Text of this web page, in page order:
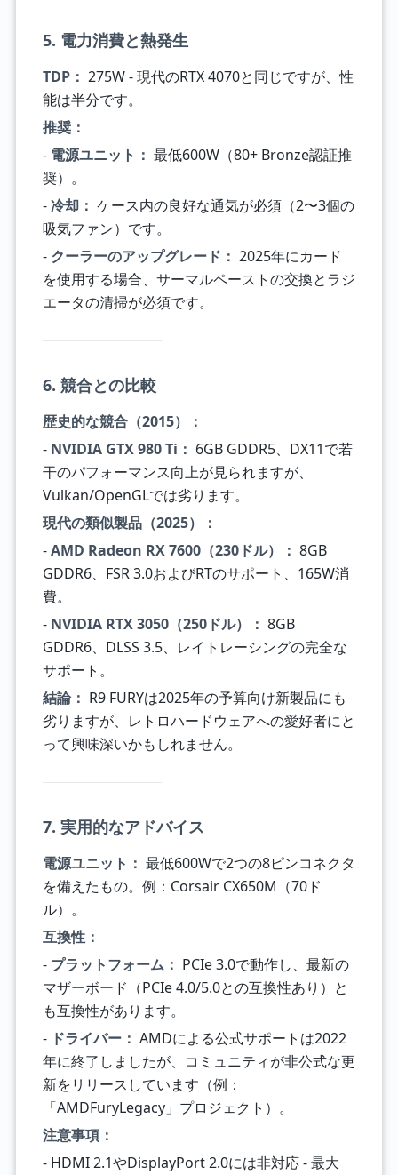
5. 電力消費と熱発生
TDP： 275W - 現代のRTX 4070と同じですが、性
能は半分です。
推奨：
- 電源ユニット： 最低600W（80+ Bronze認証推
奨）。
-冷却： ケース内の良好な通気が必須（2〜3個の
吸気ファン）です。
- クーラーのアップグレード： 2025年にカード
を使用する場合、サーマルペーストの交換とラジ
エータの清掃が必須です。
6. 競合との比較
歴史的な競合（2015）：
- NVIDIA GTX 980 Ti： 6GB GDDR5、DX11で若
干のパフォーマンス向上が見られますが、
Vulkan/OpenGLでは劣ります。
現代の類似製品（2025）：
-AMD Radeon RX 7600（230ドル）： 8GB
GDDR6、FSR 3.0およびRTのサポート、165W消
費。
- NVIDIA RTX 3050（250ドル）： 8GB
GDDR6、DLSS 3.5、レイトレーシングの完全な
サポート。
結論： R9 FURYは2025年の予算向け新製品にも
劣りますが、レトロハードウェアへの愛好者にと
って興味深いかもしれません。
7. 実用的なアドバイス
電源ユニット： 最低600Wで2つの8ピンコネクタ
を備えたもの。例：Corsair CX650M（70ド
ル）。
互換性：
- プラットフォーム： PCIe 3.0で動作し、最新の
マザーボード（PCIe 4.0/5.0との互換性あり）と
も互換性があります。
- ドライバー： AMDによる公式サポートは2022
年に終了しましたが、コミュニティが非公式な更
新をリリースしています（例：
「AMDFuryLegacy」プロジェクト）。
注意事項：
- HDMI 2.1やDisplayPort 2.0には非対応 - 最大